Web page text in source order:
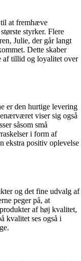
til at fremhæve
styrker. Flere
Julie, der går langt
Dette skaber
af tillid og loyalitet over
er den hurtige levering
viser sig også
såsom små
i form af
ekstra positiv oplevelse
og det fine udvalg af
peger på, at
af høj kvalitet,
kvalitet ses også i